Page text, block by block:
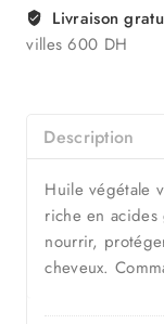
Livraison
villes 600 DH
Description
Huile végétale
riche en acides
nourrir,
cheveux.